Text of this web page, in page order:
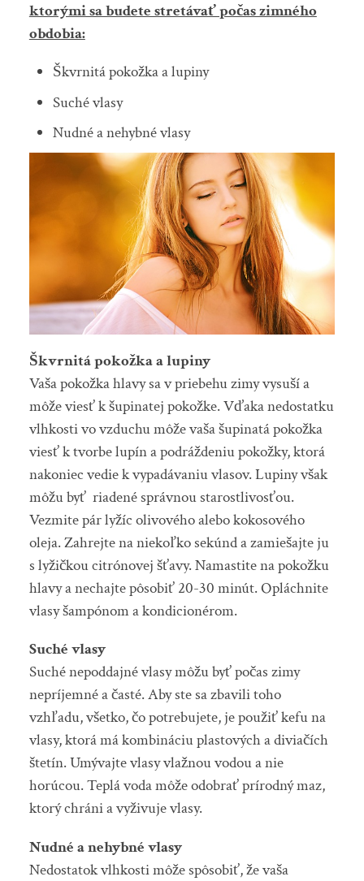
ktorými sa budete stretávať počas zimného
obdobia:
Škvrnitá pokožka a lupiny
Suché vlasy
Nudné a nehybné vlasy
Škvrnitá pokožka a lupiny
Vaša pokožka hlavy sa v priebehu zimy vysuší a
môže viesť k šupinatej pokožke. Vďaka nedostatku
vlhkosti vo vzduchu môže vaša šupinatá pokožka
viesť k tvorbe lupín a podráždeniu pokožky, ktorá
nakoniec vedie k vypadávaniu vlasov. Lupiny však
môžu byť riadené správnou starostlivosťou.
Vezmite pár lyžíc olivového alebo kokosového
oleja. Zahrejte na niekoľko sekúnd a zamiešajte ju
s lyžičkou citrónovej šťavy. Namastite na pokožku
hlavy a nechajte pôsobiť 20-30 minút. Opláchnite
vlasy šampónom a kondicionérom.
Suché vlasy
Suché nepoddajné vlasy môžu byť počas zimy
nepríjemné a časté. Aby ste sa zbavili toho
vzhľadu, všetko, čo potrebujete, je použiť kefu na
vlasy, ktorá má kombináciu plastových a diviačích
štetín. Umývajte vlasy vlažnou vodou a nie
horúcou. Teplá voda môže odobrať prírodný maz,
ktorý chráni a vyživuje vlasy.
Nudné a nehybné vlasy
Nedostatok vlhkosti môže spôsobiť, že vaša